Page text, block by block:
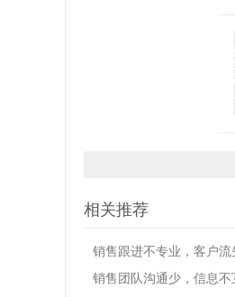
相关推荐
销售跟进不专业，客户
销售团队沟通少，信息